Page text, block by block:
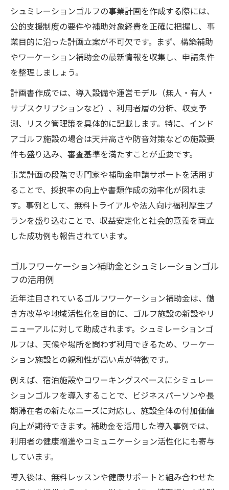
シュミレーションゴルフの事業計画を作成する際には、
公的支援制度の要件や補助対象経費を正確に把握し、事
業目的に沿った計画立案が不可欠です。まず、構築補助
やワーケーション補助金の最新情報を収集し、申請条件
を整理しましょう。
計画書作成では、導入設備や運営モデル（無人・有人・
サブスクリプションなど）、利用者層の分析、収支予
測、リスク管理策を具体的に記載します。特に、インド
アゴルフ施設の場合は天井高さや防音対策などの施設要
件も盛り込み、審査基準を満たすことが重要です。
事業計画の段階で専門家や補助金申請サポートを活用す
ることで、採択率の向上や書類作成の効率化が図れま
す。事例として、無料トライアルや法人向け福利厚生プ
ランを盛り込むことで、収益安定化と社会的意義を両立
した成功例も報告されています。
ゴルフワーケーション補助金とシュミレーションゴル
フの活用例
近年注目されているゴルフワーケーション補助金は、働
き方改革や地域活性化を目的に、ゴルフ施設の新設やリ
ニューアルに対して助成されます。シュミレーションゴ
ルフは、天候や場所を問わず利用できるため、ワーケー
ション施設との親和性が高い点が特徴です。
例えば、宿泊施設やコワーキングスペースにシミュレー
ションゴルフを導入することで、ビジネスパーソンや長
期滞在者の新たなニーズに対応し、施設全体の付加価値
向上が期待できます。補助金を活用した導入事例では、
利用者の健康増進やコミュニケーション活性化にも寄与
しています。
導入後は、無料レッスンや健康サポートと組み合わせた